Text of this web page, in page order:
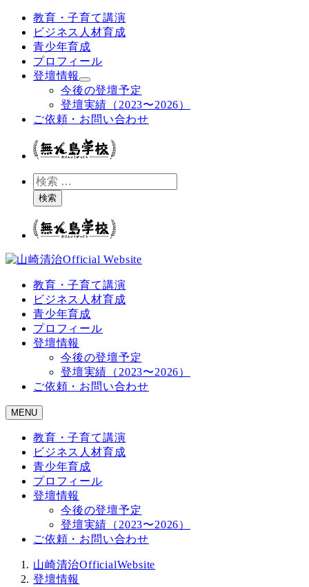
教育・子育て講演
ビジネス人材育成
青少年育成
プロフィール
登壇情報
今後の登壇予定
登壇実績（2023〜2026）
ご依頼・お問い合わせ
検
索検索
教育・子育て講演
ビジネス人材育成
青少年育成
プロフィール
登壇情報
今後の登壇予定
登壇実績（2023〜2026）
ご依頼・お問い合わせ
MENU
教育・子育て講演
ビジネス人材育成
青少年育成
プロフィール
登壇情報
今後の登壇予定
登壇実績（2023〜2026）
ご依頼・お問い合わせ
山崎清治OfficialWebsite
登壇情報